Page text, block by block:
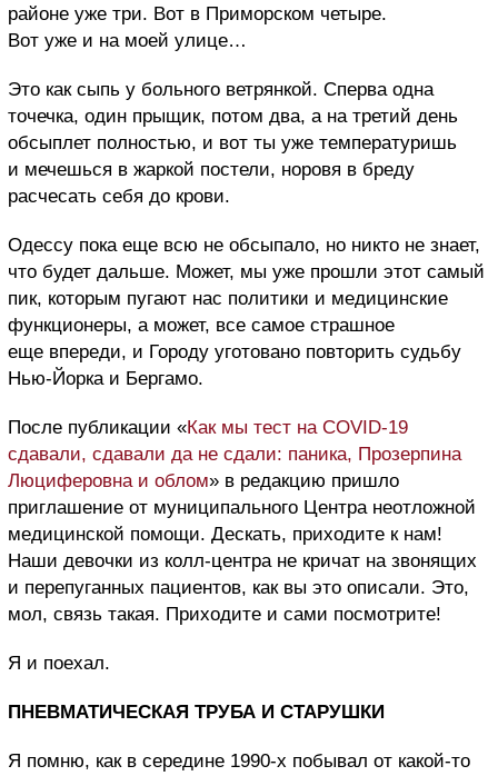
районе уже три. Вот в Приморском четыре.
Вот уже и на моей улице…
Это как сыпь у больного ветрянкой. Сперва одна
точечка, один прыщик, потом два, а на третий день
обсыплет полностью, и вот ты уже температуришь
и мечешься в жаркой постели, норовя в бреду
расчесать себя до крови.
Одессу пока еще всю не обсыпало, но никто не знает,
что будет дальше. Может, мы уже прошли этот самый
пик, которым пугают нас политики и медицинские
функционеры, а может, все самое страшное
еще впереди, и Городу уготовано повторить судьбу
Нью-Йорка и Бергамо.
После публикации «Как мы тест на COVID-19
сдавали, сдавали да не сдали: паника, Прозерпина
Люциферовна и облом» в редакцию пришло
приглашение от муниципального Центра неотложной
медицинской помощи. Дескать, приходите к нам!
Наши девочки из колл-центра не кричат на звонящих
и перепуганных пациентов, как вы это описали. Это,
мол, связь такая. Приходите и сами посмотрите!
Я и поехал.
ПНЕВМАТИЧЕСКАЯ ТРУБА И СТАРУШКИ
Я помню, как в середине 1990-х побывал от какой-то